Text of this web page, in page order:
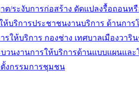
ต/ระงับการก่อสร้าง ดัดแปลงรื้อถอนห
ห้บริการประชาชนงานบริการ ด้านการ
ให้บริการ กองช่าง เทศบาลเมืองวาริ
บวนงานการให้บริการด้านแบบแผนและ
ตั้งกรรมการชุมชน